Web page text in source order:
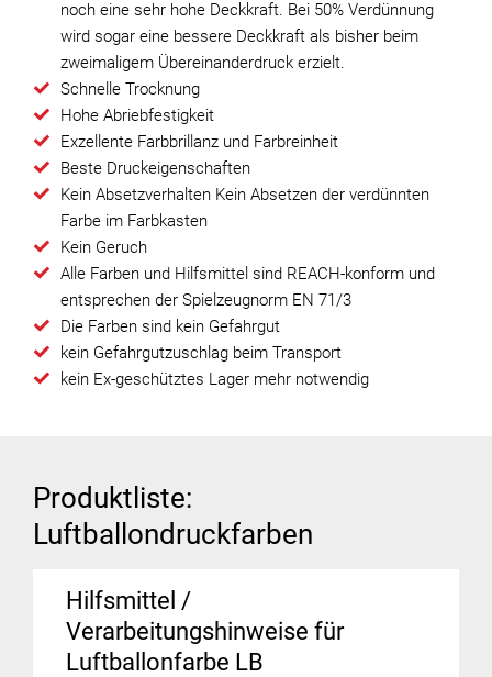
noch eine sehr hohe Deckkraft. Bei 50% Verdünnung
wird sogar eine bessere Deckkraft als bisher beim
zweimaligem Übereinanderdruck erzielt.
Schnelle Trocknung
Hohe Abriebfestigkeit
Exzellente Farbbrillanz und Farbreinheit
Beste Druckeigenschaften
Kein Absetzverhalten Kein Absetzen der verdünnten
Farbe im Farbkasten
Kein Geruch
Alle Farben und Hilfsmittel sind REACH-konform und
entsprechen der Spielzeugnorm EN 71/3
Die Farben sind kein Gefahrgut
kein Gefahrgutzuschlag beim Transport
kein Ex-geschütztes Lager mehr notwendig
Produktliste:
Luftballondruckfarben
Hilfsmittel /
Verarbeitungshinweise für
Luftballonfarbe LB